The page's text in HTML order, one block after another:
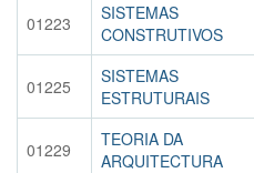
01223
SISTEMAS
CONSTRUTIVOS
01225
SISTEMAS
ESTRUTURAIS
01229
TEORIA DA
ARQUITECTURA